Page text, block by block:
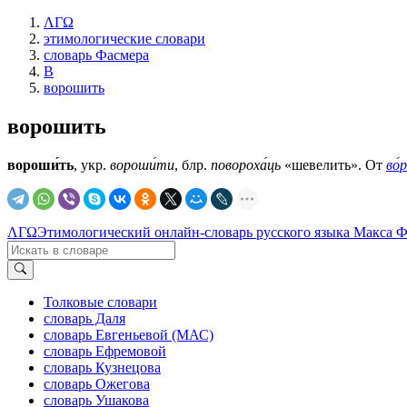
ΛΓΩ
этимологические словари
словарь Фасмера
В
ворошить
ворошить
вороши́ть, укр. вороши́ти, блр. повороха́ць «шевелить». От
ΛΓΩЭтимологический онлайн-словарь русского языка Макса
Толковые словари
словарь Даля
словарь Евгеньевой (МАС)
словарь Ефремовой
словарь Кузнецова
словарь Ожегова
словарь Ушакова